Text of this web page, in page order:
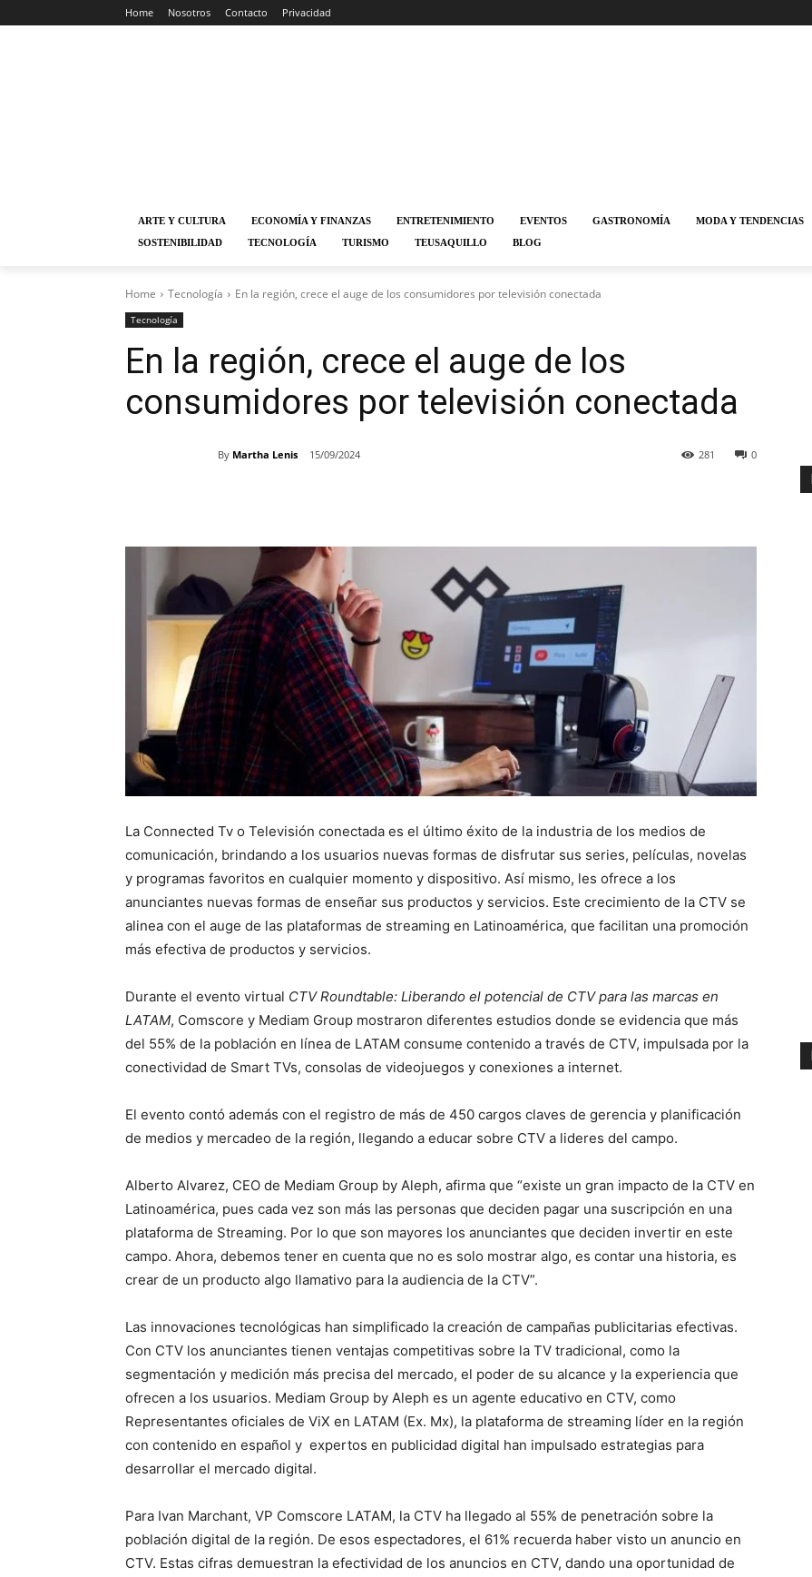
Home Nosotros Contacto Privacidad
ARTE Y CULTURA ECONOMÍA Y FINANZAS ENTRETENIMIENTO EVENTOS GASTRONOMÍA MODA Y TENDENCIAS
SOSTENIBILIDAD
TECNOLOGÍA TURISMO TEUSAQUILLO BLOG
Home Tecnología En la región, crece el auge de los consumidores por televisión conectada
Tecnología
En la región, crece el auge de los
consumidores por televisión conectada
By Martha Lenis 15/09/2024 0
281
La Connected Tv o Televisión conectada es el último éxito de la industria de los medios de
comunicación, brindando a los usuarios nuevas formas de disfrutar sus series, películas, novelas
y programas favoritos en cualquier momento y dispositivo. Así mismo, les ofrece a los
anunciantes nuevas formas de enseñar sus productos y servicios. Este crecimiento de la CTV se
alinea con el auge de las plataformas de streaming en Latinoamérica, que facilitan una promoción
más efectiva de productos y servicios.
Durante el evento virtual CTV Roundtable: Liberando el potencial de CTV para las marcas en
LATAM, Comscore y Mediam Group mostraron diferentes estudios donde se evidencia que más
del 55% de la población en línea de LATAM consume contenido a través de CTV, impulsada por la
conectividad de Smart TVs, consolas de videojuegos y conexiones a internet.
El evento contó además con el registro de más de 450 cargos claves de gerencia y planificación
de medios y mercadeo de la región, llegando a educar sobre CTV a lideres del campo.
Alberto Alvarez, CEO de Mediam Group by Aleph, afirma que “existe un gran impacto de la CTV en
Latinoamérica, pues cada vez son más las personas que deciden pagar una suscripción en una
plataforma de Streaming. Por lo que son mayores los anunciantes que deciden invertir en este
campo. Ahora, debemos tener en cuenta que no es solo mostrar algo, es contar una historia, es
crear de un producto algo llamativo para la audiencia de la CTV”.
Las innovaciones tecnológicas han simplificado la creación de campañas publicitarias efectivas.
Con CTV los anunciantes tienen ventajas competitivas sobre la TV tradicional, como la
segmentación y medición más precisa del mercado, el poder de su alcance y la experiencia que
ofrecen a los usuarios. Mediam Group by Aleph es un agente educativo en CTV, como
Representantes oficiales de ViX en LATAM (Ex. Mx), la plataforma de streaming líder en la región
con contenido en español y expertos en publicidad digital han impulsado estrategias para
desarrollar el mercado digital.
Para Ivan Marchant, VP Comscore LATAM, la CTV ha llegado al 55% de penetración sobre la
población digital de la región. De esos espectadores, el 61% recuerda haber visto un anuncio en
CTV. Estas cifras demuestran la efectividad de los anuncios en CTV, dando una oportunidad de